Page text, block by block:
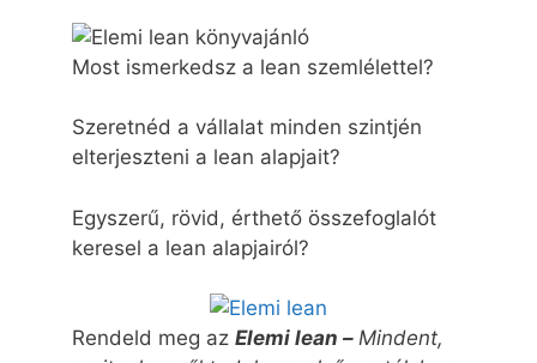
Most ismerkedsz a lean szemlélettel?
Szeretnéd a vállalat minden szintjén
elterjeszteni a lean alapjait?
Egyszerű, rövid, érthető összefoglalót
keresel a lean alapjairól?
Rendeld meg az Elemi lean – Mindent,